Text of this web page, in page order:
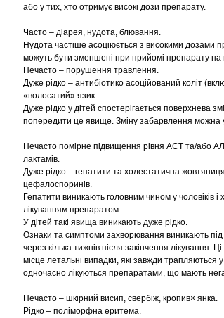
або у тих, хто отримує високі дози препарату.
Часто – діарея, нудота, блювання.
Нудота частіше асоціюється з високими дозами
можуть бути зменшені при прийомі препарату на
Нечасто – порушення травлення.
Дуже рідко – антибіотико асоційований коліт
«волосатий» язик.
Дуже рідко у дітей спостерігається
попередити це явище. Зміну забарвлення можна
Нечасто помірне підвищення рівня АСТ та/або
лактамів.
Дуже рідко – гепатити та холестатична
цефалоспоринів.
Гепатити виникають головним чином у чоловіків
лікуванням препаратом.
У дітей такі явища виникають дуже рідко.
Ознаки та симптоми захворювання виникають під
через кілька тижнів після закінчення
місце летальні випадки, які завжди трапляються
одночасно лікуються препаратами, що мають
Нечасто – шкірний висип, свербіж, кропив× янка.
Рідко – поліморфна еритема.